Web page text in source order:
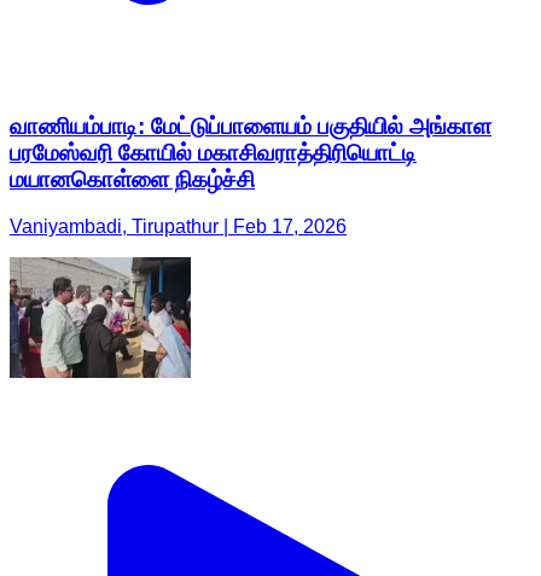
வாணியம்பாடி: மேட்டுப்பாளையம் பகுதியில் அங்காள
பரமேஸ்வரி கோயில் மகாசிவராத்திரியொட்டி
மயானகொள்ளை நிகழ்ச்சி
Vaniyambadi, Tirupathur | Feb 17, 2026